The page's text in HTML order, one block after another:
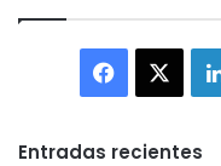
Facebook
Entradas recientes